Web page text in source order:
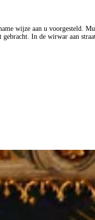
wijze aan u voorgesteld.
In de wirwar aan